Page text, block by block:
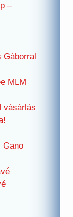
–
Gáborral
MLM
vásárlás
Gano